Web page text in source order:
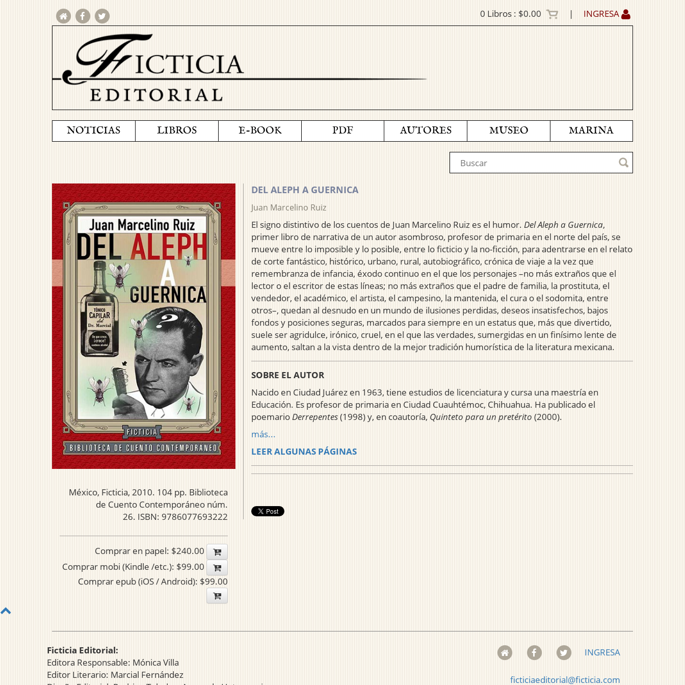
0 Libros : $0.00 | INGRESA
NOTICIAS LIBROS E-BOOK PDF AUTORES MUSEO MARINA
México, Ficticia, 2010. 104 pp. Biblioteca
de Cuento Contemporáneo núm.
26. ISBN: 9786077693222
Comprar en papel: $240.00
Comprar mobi (Kindle /etc.): $99.00
Comprar epub (iOS / Android): $99.00
DEL ALEPH A GUERNICA
Juan Marcelino Ruiz
El signo distintivo de los cuentos de Juan Marcelino Ruiz es el humor. Del Aleph a Guernica,
primer libro de narrativa de un autor asombroso, profesor de primaria en el norte del país, se
mueve entre lo imposible y lo posible, entre lo ficticio y la no-ficción, para adentrarse en el relato
de corte fantástico, histórico, urbano, rural, autobiográfico, crónica de viaje a la vez que
remembranza de infancia, éxodo continuo en el que los personajes –no más extraños que el
lector o el escritor de estas líneas; no más extraños que el padre de familia, la prostituta, el
vendedor, el académico, el artista, el campesino, la mantenida, el cura o el sodomita, entre
otros–, quedan al desnudo en un mundo de ilusiones perdidas, deseos insatisfechos, bajos
fondos y posiciones seguras, marcados para siempre en un estatus que, más que divertido,
suele ser agridulce, irónico, cruel, en el que las verdades, sumergidas en un finísimo lente de
aumento, saltan a la vista dentro de la mejor tradición humorística de la literatura mexicana.
SOBRE EL AUTOR
Nacido en Ciudad Juárez en 1963, tiene estudios de licenciatura y cursa una maestría en
Educación. Es profesor de primaria en Ciudad Cuauhtémoc, Chihuahua. Ha publicado el
poemarioDerrepentes(1998) y, en coautoría, Quinteto para un pretérito (2000).
más...
LEER ALGUNAS PÁGINAS
Ficticia Editorial:
Editora Responsable: Mónica Villa
Editor Literario: Marcial Fernández
INGRESA
ficticiaeditorial@ficticia.com